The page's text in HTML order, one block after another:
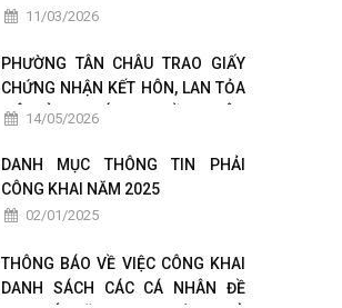
11/03/2026
PHƯỜNG TÂN CHÂU TRAO GIẤY
CHỨNG NHẬN KẾT HÔN, LAN TỎA
MÔ HÌNH CHÍNH QUYỀN THÂN
14/05/2026
DANH MỤC THÔNG TIN PHẢI
CÔNG KHAI NĂM 2025
02/01/2025
THÔNG BÁO VỀ VIỆC CÔNG KHAI
DANH SÁCH CÁC CÁ NHÂN ĐỀ